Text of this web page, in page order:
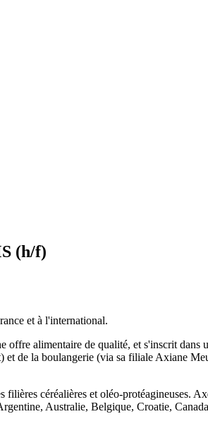
(h/f)
et à l'international.
offre alimentaire de qualité, et s'inscrit
de la boulangerie (via sa filiale Axiane
céréalières et oléo-protéagineuses.
Australie, Belgique, Croatie,